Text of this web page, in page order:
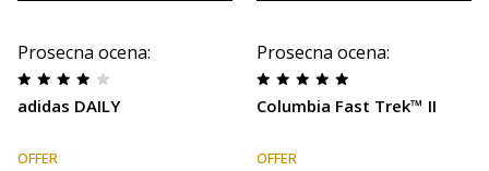
Prosecna ocena:
adidas DAILY
OFFER
Prosecna ocena:
Columbia Fast Trek™ II
OFFER